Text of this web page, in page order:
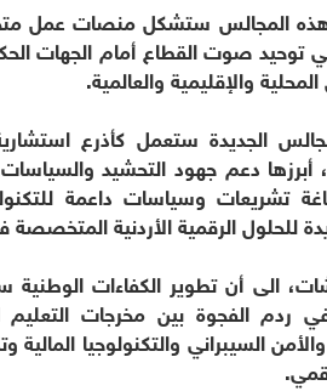
المجالس ستشكل منصات عمل
صوت القطاع أمام الجهات
والإقليمية والعالمية.
الجديدة ستعمل كأذرع
أبرزها دعم جهود التحشيد
تشريعات وسياسات داعمة
للحلول الرقمية الأردنية
الى أن تطوير الكفاءات
ردم الفجوة بين مخرجات التعليم
السيبراني والتكنولوجيا المالية